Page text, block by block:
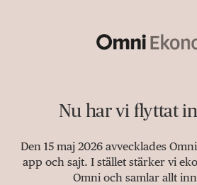
Nu har vi flyttat
Den 15 maj 2026 avvecklades
app och sajt. I stället stärker vi
Omni och samlar allt